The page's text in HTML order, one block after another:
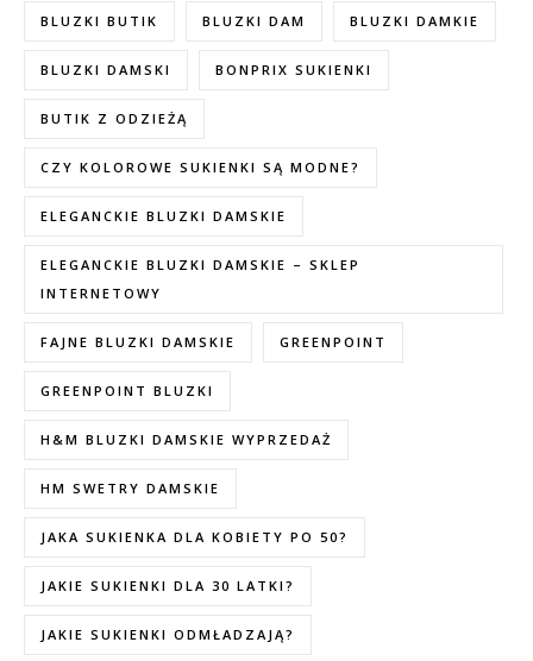
BLUZKI BUTIK BLUZKI DAM BLUZKI DAMKIE
BLUZKI DAMSKI BONPRIX SUKIENKI
BUTIK Z ODZIEŻĄ
CZY KOLOROWE SUKIENKI SĄ MODNE?
ELEGANCKIE BLUZKI DAMSKIE
ELEGANCKIE BLUZKI DAMSKIE – SKLEP
INTERNETOWY
FAJNE BLUZKI DAMSKIE GREENPOINT
GREENPOINT BLUZKI
H&M BLUZKI DAMSKIE WYPRZEDAŻ
HM SWETRY DAMSKIE
JAKA SUKIENKA DLA KOBIETY PO 50?
JAKIE SUKIENKI DLA 30 LATKI?
JAKIE SUKIENKI ODMŁADZAJĄ?